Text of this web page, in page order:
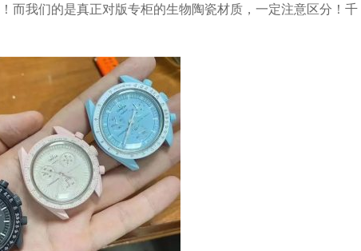
而我们的是真正对版专柜的生物陶瓷材质，一定注意区分！千